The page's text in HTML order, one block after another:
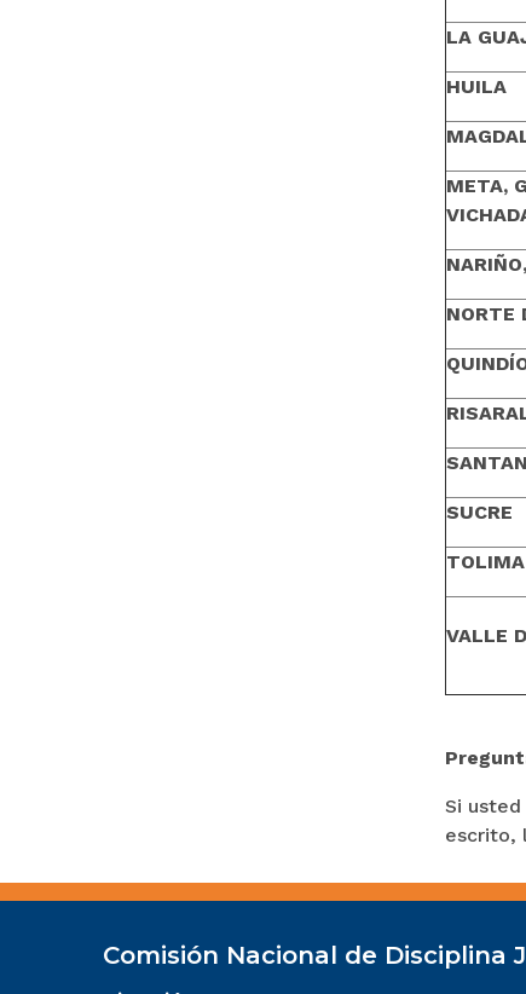
LA
HUILA
META,
NORTE
SUCRE
TOLIMA
VALLE
Si
escrito,
Comisión Nacional de Disciplina